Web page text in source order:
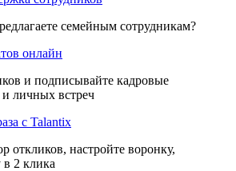
семейным сотрудникам?
онлайн
и подписывайте кадровые
личных встреч
с Talantix
откликов, настройте воронку,
в 2 клика